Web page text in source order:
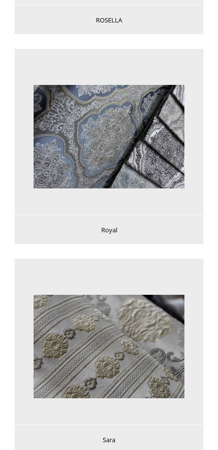
ROSELLA
Royal
Sara